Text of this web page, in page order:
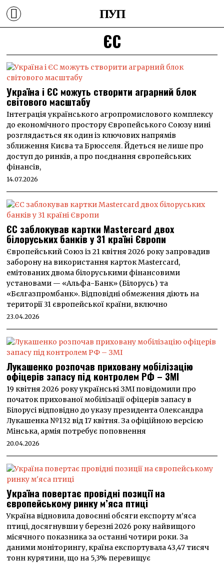
ПУП
ЄС
Україна і ЄС можуть створити аграрний блок
світового масштабу
Інтеграція українського агропромислового комплексу
до економічного простору Європейського Союзу нині
розглядається як один із ключових напрямів
зближення Києва та Брюсселя. Йдеться не лише про
доступ до ринків, а про поєднання європейських
фінансів,
14.07.2026
ЄС заблокував картки Mastercard двох
білоруських банків у 31 країні Європи
Європейський Союз із 21 квітня 2026 року запровадив
заборону на використання карток Mastercard,
емітованих двома білоруськими фінансовими
установами — «Альфа-Банк» (Білорусь) та
«Бєлгазпромбанк». Відповідні обмеження діють на
території 31 європейської країни, включно
23.04.2026
Лукашенко розпочав приховану мобілізацію
офіцерів запасу під контролем РФ – ЗМІ
19 квітня 2026 року українські ЗМІ повідомили про
початок прихованої мобілізації офіцерів запасу в
Білорусі відповідно до указу президента Олександра
Лукашенка №132 від 17 квітня. За офіційною версією
Мінська, армія потребує поповнення
20.04.2026
Україна повертає провідні позиції на
європейському ринку м’яса птиці
Україна відновила довоєнні обсяги експорту м’яса
птиці, досягнувши у березні 2026 року найвищого
місячного показника за останні чотири роки. За
даними моніторингу, країна експортувала 43,47 тисяч
тонн курятини, що на 5,3% перевищує